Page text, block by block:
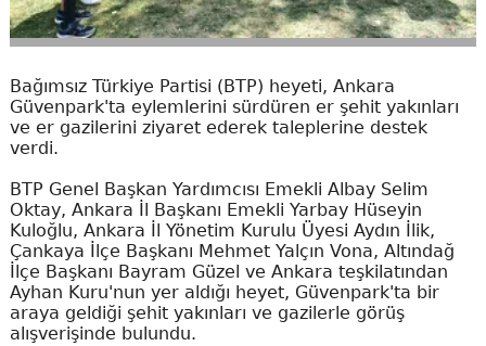
Bağımsız Türkiye Partisi (BTP) heyeti, Ankara
Güvenpark'ta eylemlerini sürdüren er şehit yakınları
ve er gazilerini ziyaret ederek taleplerine destek
verdi.
BTP Genel Başkan Yardımcısı Emekli Albay Selim
Oktay, Ankara İl Başkanı Emekli Yarbay Hüseyin
Kuloğlu, Ankara İl Yönetim Kurulu Üyesi Aydın İlik,
Çankaya İlçe Başkanı Mehmet Yalçın Vona, Altındağ
İlçe Başkanı Bayram Güzel ve Ankara teşkilatından
Ayhan Kuru'nun yer aldığı heyet, Güvenpark'ta bir
araya geldiği şehit yakınları ve gazilerle görüş
alışverişinde bulundu.